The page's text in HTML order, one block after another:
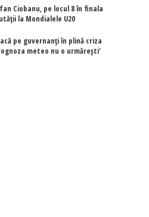
Ciobanu, pe locul 8 în finala
la Mondialele U20
pe guvernanți în plină criza
meteo nu o urmărești'